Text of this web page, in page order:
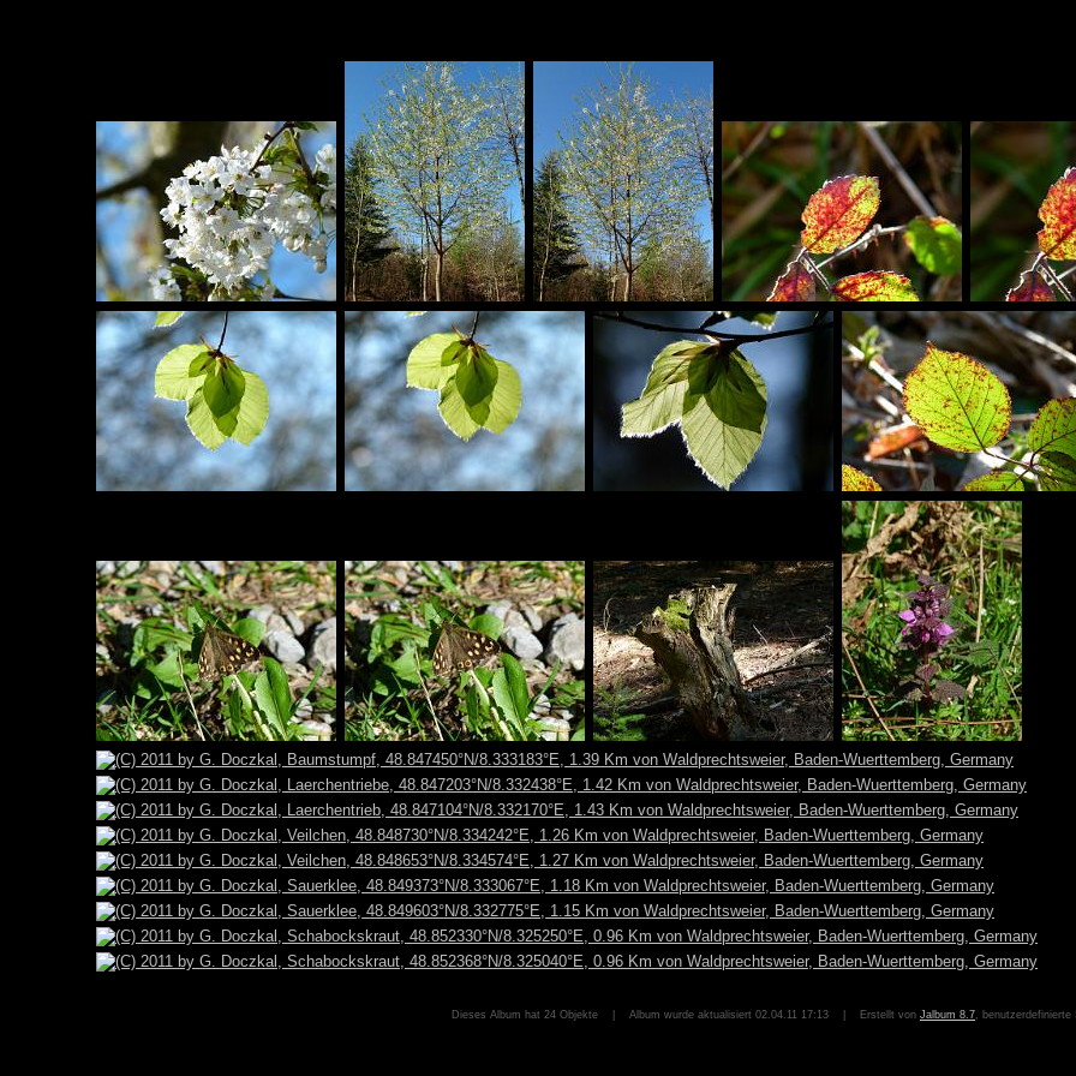
Dieses Album hat 24 Objekte | Album wurde aktualisiert 02.04.11 17:13 | Erstellt von Jalbum 8.7, benutzerdefinierte